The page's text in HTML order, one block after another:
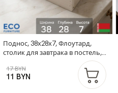
Поднос, 38х28х7, Флоутард,
столик для завтрака в постель,
для кухни, состаренный белый
17 BYN
11 BYN